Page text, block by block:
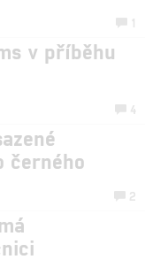
1
v příběhu
4
černého
2